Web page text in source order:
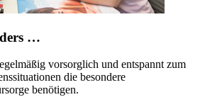
…
vorsorglich und entspannt zum
die besondere
benötigen.